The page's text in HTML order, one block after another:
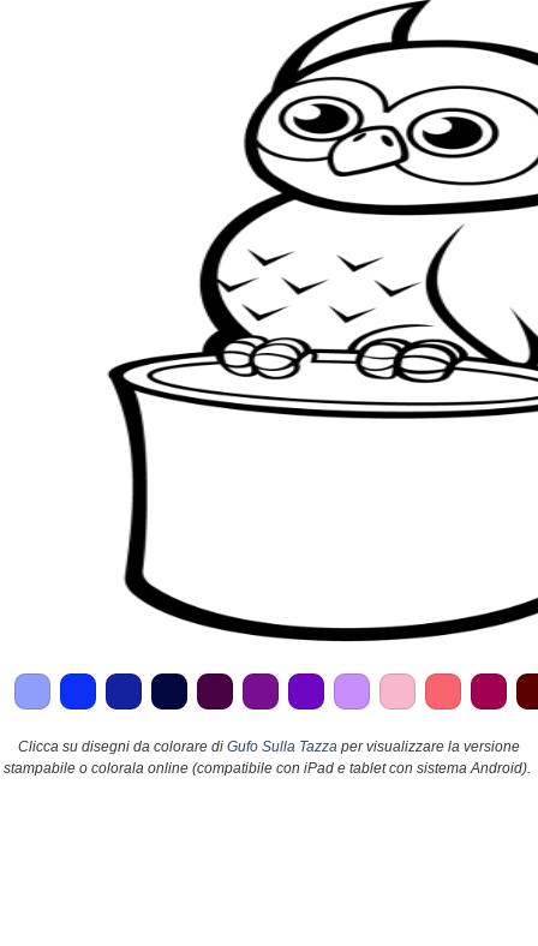
Clicca su disegni da colorare di Gufo Sulla Tazza per visualizzare la versione
stampabile o colorala online (compatibile con iPad e tablet con sistema Android).